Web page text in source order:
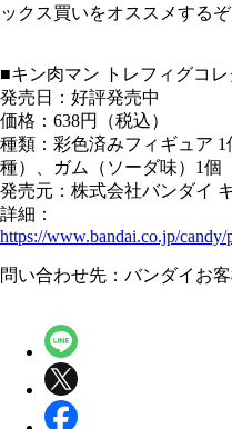
ックス買いをオススメするぞ
■キン肉マン トレフィグコ
発売日：好評発売中
価格：638円（税込）
種類：彩色済みフィギュア
種）、ガム（ソーダ味）1個
発売元：株式会社バンダイ
詳細：
https://www.bandai.co.jp/
問い合わせ先：バンダイお